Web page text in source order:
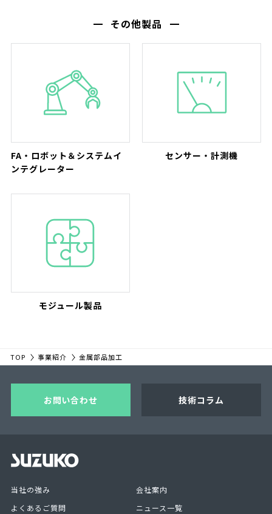
その他製品
FA・ロボット＆システムイ
ンテグレーター
センサー・計測機
モジュール製品
TOP 事業紹介 金属部品加工
お問い合わせ 技術コラム
当社の強み
会社案内
よくあるご質問
ニュース一覧